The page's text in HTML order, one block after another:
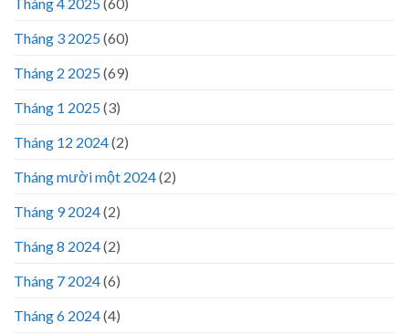
Tháng 3 2025(60)
Tháng 2 2025(69)
Tháng 1 2025(3)
Tháng 12 2024(2)
Tháng mười một 2024(2)
Tháng 9 2024(2)
Tháng 8 2024(2)
Tháng 7 2024(6)
Tháng 6 2024(4)